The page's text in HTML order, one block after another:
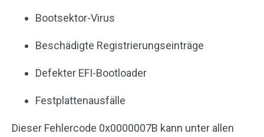
Bootsektor-Virus
Beschädigte Registrierungseinträge
Defekter EFI-Bootloader
Festplattenausfälle
Dieser Fehlercode 0x0000007B kann unter allen